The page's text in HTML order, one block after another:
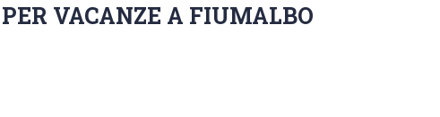
VACANZE A FIUMALBO